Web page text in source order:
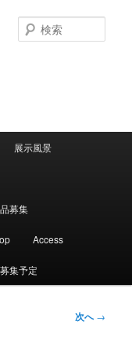
索
展示風景
募集
Access
集予定
次へ→